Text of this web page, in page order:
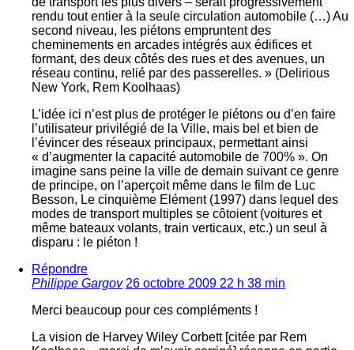
rendu tout entier à la seule circulation automobile (…) Au
second niveau, les piétons empruntent des
cheminements en arcades intégrés aux édifices et
formant, des deux côtés des rues et des avenues, un
réseau continu, relié par des passerelles. » (Delirious
New York, Rem Koolhaas)
L’idée ici n’est plus de protéger le piétons ou d’en faire
l’utilisateur privilégié de la Ville, mais bel et bien de
l’évincer des réseaux principaux, permettant ainsi
« d’augmenter la capacité automobile de 700% ». On
imagine sans peine la ville de demain suivant ce genre
de principe, on l’aperçoit même dans le film de Luc
Besson, Le cinquième Elément (1997) dans lequel des
modes de transport multiples se côtoient (voitures et
même bateaux volants, train verticaux, etc.) un seul à
disparu : le piéton !
Répondre
Philippe Gargov 26 octobre 2009 22 h 38 min
Merci beaucoup pour ces compléments !
La vision de Harvey Wiley Corbett [citée par Rem